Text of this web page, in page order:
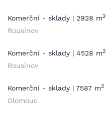
Komerční - sklady | 2928 m2
Rousínov
Komerční - sklady | 4528 m2
Rousínov
Komerční - sklady | 7587 m2
Olomouc